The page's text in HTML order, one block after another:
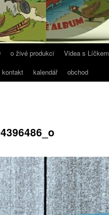
o živé produkci Videa s Líčkem
kontakt kalendář obchod